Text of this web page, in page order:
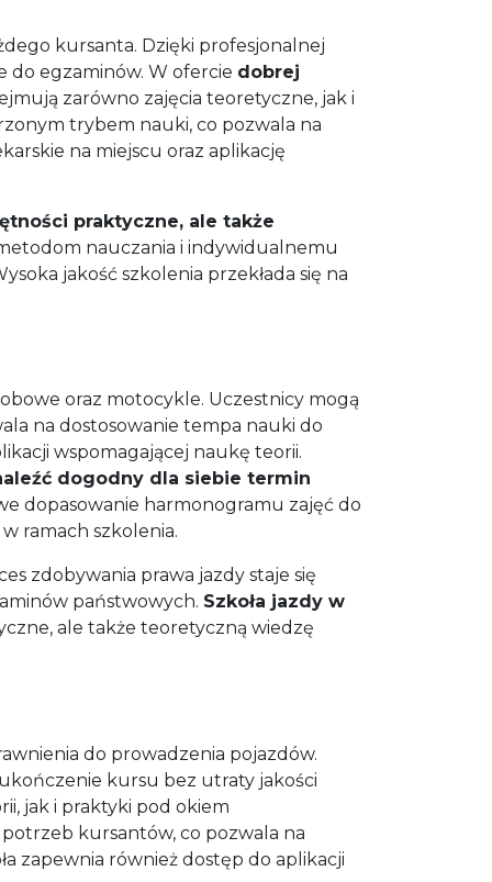
kursanta. Dzięki profesjonalnej
do egzaminów. W ofercie dobrej
zarówno zajęcia teoretyczne, jak i
trybem nauki, co pozwala na
na miejscu oraz aplikację
praktyczne, ale także
nauczania i indywidualnemu
jakość szkolenia przekłada się na
oraz motocykle. Uczestnicy mogą
na dostosowanie tempa nauki do
wspomagającej naukę teorii.
dogodny dla siebie termin
dopasowanie harmonogramu zajęć do
ramach szkolenia.
zdobywania prawa jazdy staje się
państwowych. Szkoła jazdy w
ale także teoretyczną wiedzę
do prowadzenia pojazdów.
kursu bez utraty jakości
jak i praktyki pod okiem
kursantów, co pozwala na
zapewnia również dostęp do aplikacji